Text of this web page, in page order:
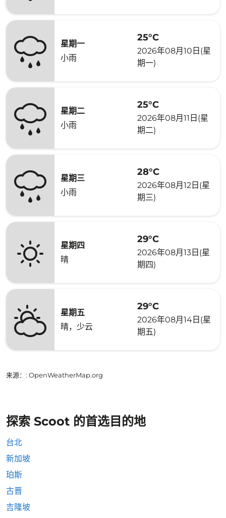
星期一
小雨
25°C
2026年08月10日(星
期一)
星期二
小雨
25°C
2026年08月11日(星
期二)
星期三
小雨
28°C
2026年08月12日(星
期三)
星期四
晴
29°C
2026年08月13日(星
期四)
星期五
晴，少云
29°C
2026年08月14日(星
期五)
来源： : OpenWeatherMap.org
探索 Scoot 的首选目的地
台北
新加坡
珀斯
古晋
吉隆坡